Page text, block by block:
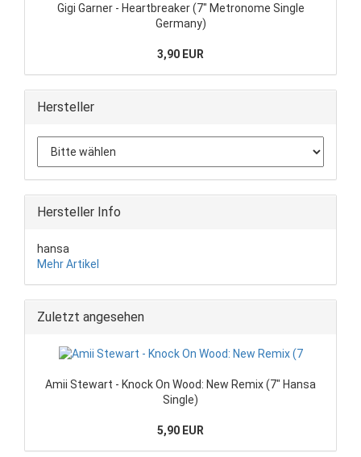
Gigi Garner - Heartbreaker (7" Metronome Single
Germany)
3,90 EUR
Hersteller
Hersteller Info
hansa
Mehr Artikel
Zuletzt angesehen
Amii Stewart - Knock On Wood: New Remix (7" Hansa
Single)
5,90 EUR